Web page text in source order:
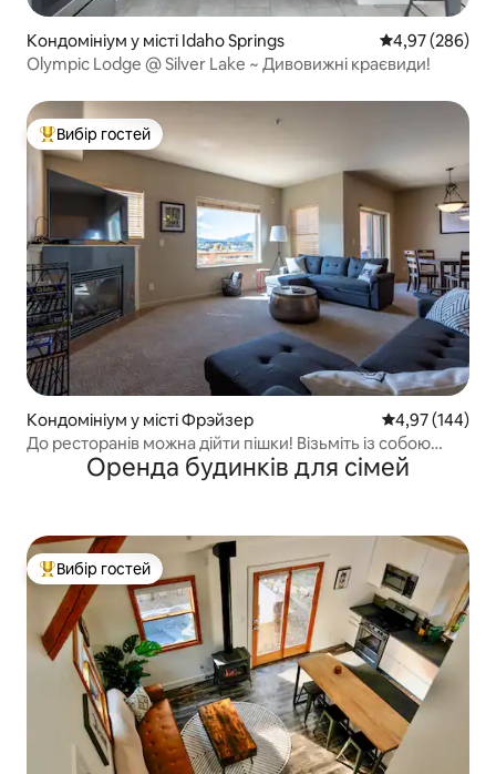
Кондомініум у місті Idaho Springs Середня
4,97 (286)
Olympic Lodge @ Silver Lake ~ Дивовижні краєвиди!
Топ вибір гостей
Вибір гостей
Кондомініум у місті Фрэйзер Середня
4,97 (144)
До ресторанів можна дійти пішки! Візьміть із собою
Оренда будинків для сімей
Топ вибір гостей
Вибір гостей